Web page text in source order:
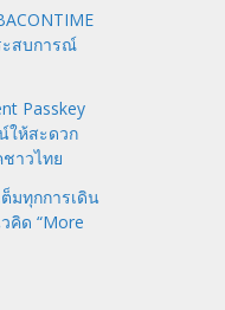
ะสบการณ์
Passkey
ให้สะดวก
าวไทย
มทุกการเดิน
คิด “More